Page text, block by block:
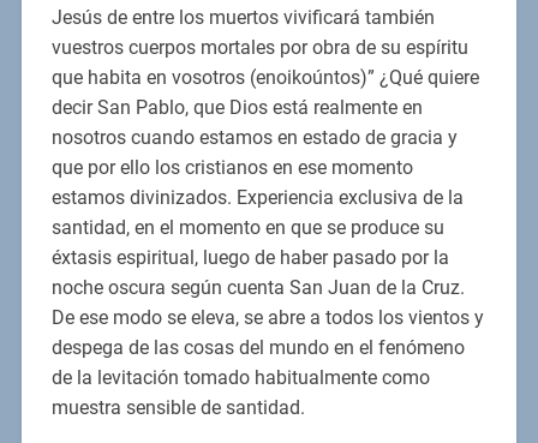
Jesús de entre los muertos vivificará también
vuestros cuerpos mortales por obra de su espíritu
que habita en vosotros (enoikoúntos)” ¿Qué quiere
decir San Pablo, que Dios está realmente en
nosotros cuando estamos en estado de gracia y
que por ello los cristianos en ese momento
estamos divinizados. Experiencia exclusiva de la
santidad, en el momento en que se produce su
éxtasis espiritual, luego de haber pasado por la
noche oscura según cuenta San Juan de la Cruz.
De ese modo se eleva, se abre a todos los vientos y
despega de las cosas del mundo en el fenómeno
de la levitación tomado habitualmente como
muestra sensible de santidad.